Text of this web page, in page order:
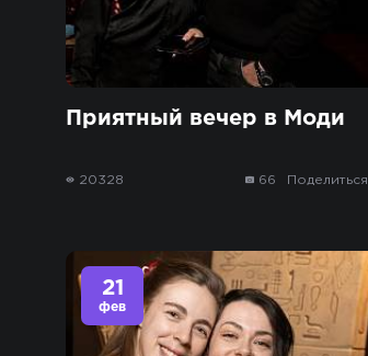
Приятный вечер в Моди
20328 66 Поделиться
21
фев